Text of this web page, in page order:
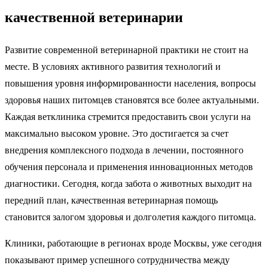
качественной ветеринарии
Развитие современной ветеринарной практики не стоит на
месте. В условиях активного развития технологий и
повышения уровня информированности населения, вопросы
здоровья наших питомцев становятся все более актуальными.
Каждая ветклиника стремится предоставить свои услуги на
максимально высоком уровне. Это достигается за счет
внедрения комплексного подхода в лечении, постоянного
обучения персонала и применения инновационных методов
диагностики. Сегодня, когда забота о животных выходит на
передний план, качественная ветеринарная помощь
становится залогом здоровья и долголетия каждого питомца.
Клиники, работающие в регионах вроде Москвы, уже сегодня
показывают пример успешного сотрудничества между